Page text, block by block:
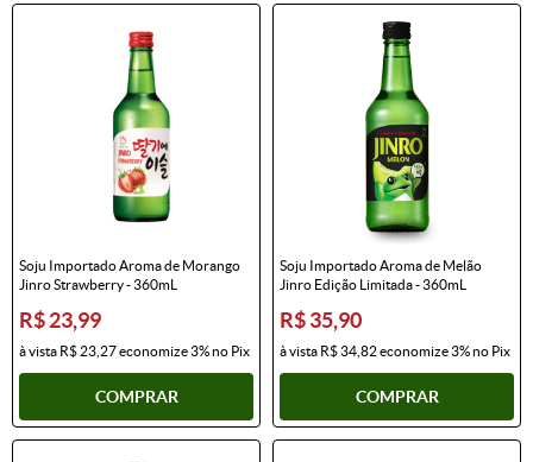
Soju Importado Aroma de Morango
Jinro Strawberry - 360mL
R$ 23,99
à vista R$ 23,27economize3%no Pix
COMPRAR
Soju Importado Aroma de Melão
Jinro Edição Limitada - 360mL
R$ 35,90
à vista R$ 34,82economize3%no Pix
COMPRAR